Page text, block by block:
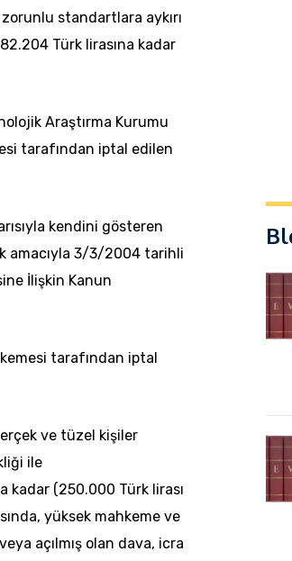
standartlara aykırı
Türk lirasına kadar
Araştırma Kurumu
tarafından iptal edilen
kendini gösteren
amacıyla 3/3/2004 tarihli
İlişkin Kanun
tarafından iptal
ve tüzel kişiler
ile
kadar (250.000 Türk lirası
yüksek mahkeme ve
açılmış olan dava, icra